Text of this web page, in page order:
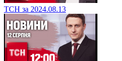
ТСН за 2024.08.13